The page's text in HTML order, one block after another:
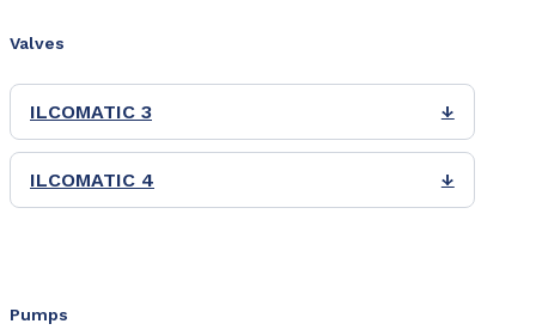
Valves
ILCOMATIC 3 ↓
ILCOMATIC 4 ↓
Pumps